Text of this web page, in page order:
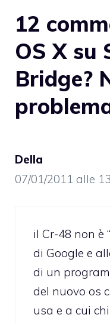
12
OS X su
Bridge?
Della
07/01/2011 alle
il Cr-48 non è
di Google e
di un
del nuovo os
usa e a cui